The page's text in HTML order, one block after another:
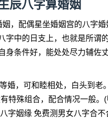
辰八字算婚姻
，配偶星坐婚姻宫的八字
字中的日支上，也就是所谓
身条件好，能处处尽力辅佐
婚，可和睦相处，白头到
特殊组合，配合情况一般
字姻缘 免费测男女八字合不